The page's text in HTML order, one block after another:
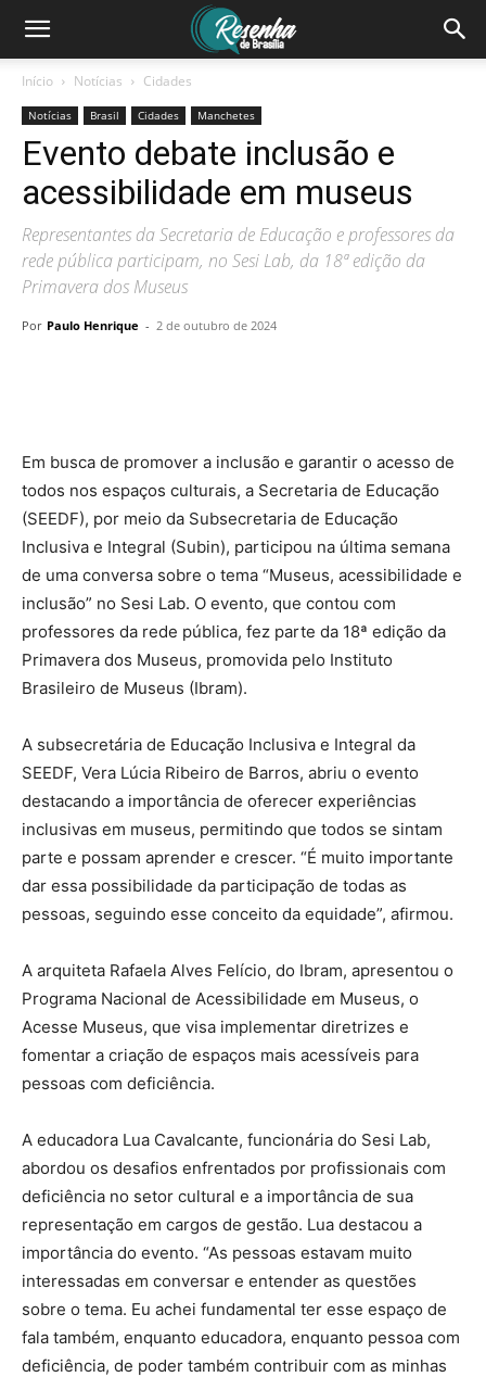
Início Notícias Cidades
Notícias Brasil Cidades Manchetes
Evento debate inclusão e
acessibilidade em museus
Representantes da Secretaria de Educação e professores da
rede pública participam, no Sesi Lab, da 18ª edição da
Primavera dos Museus
Por Paulo Henrique - 2 de outubro de 2024
Em busca de promover a inclusão e garantir o acesso de
todos nos espaços culturais, a Secretaria de Educação
(SEEDF), por meio da Subsecretaria de Educação
Inclusiva e Integral (Subin), participou na última semana
de uma conversa sobre o tema “Museus, acessibilidade e
inclusão” no Sesi Lab. O evento, que contou com
professores da rede pública, fez parte da 18ª edição da
Primavera dos Museus, promovida pelo Instituto
Brasileiro de Museus (Ibram).
A subsecretária de Educação Inclusiva e Integral da
SEEDF, Vera Lúcia Ribeiro de Barros, abriu o evento
destacando a importância de oferecer experiências
inclusivas em museus, permitindo que todos se sintam
parte e possam aprender e crescer. “É muito importante
dar essa possibilidade da participação de todas as
pessoas, seguindo esse conceito da equidade”, afirmou.
A arquiteta Rafaela Alves Felício, do Ibram, apresentou o
Programa Nacional de Acessibilidade em Museus, o
Acesse Museus, que visa implementar diretrizes e
fomentar a criação de espaços mais acessíveis para
pessoas com deficiência.
A educadora Lua Cavalcante, funcionária do Sesi Lab,
abordou os desafios enfrentados por profissionais com
deficiência no setor cultural e a importância de sua
representação em cargos de gestão. Lua destacou a
importância do evento. “As pessoas estavam muito
interessadas em conversar e entender as questões
sobre o tema. Eu achei fundamental ter esse espaço de
fala também, enquanto educadora, enquanto pessoa com
deficiência, de poder também contribuir com as minhas